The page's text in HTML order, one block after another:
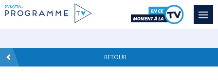
RETOUR